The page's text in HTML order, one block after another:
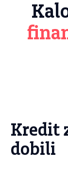
Kredit
dobili